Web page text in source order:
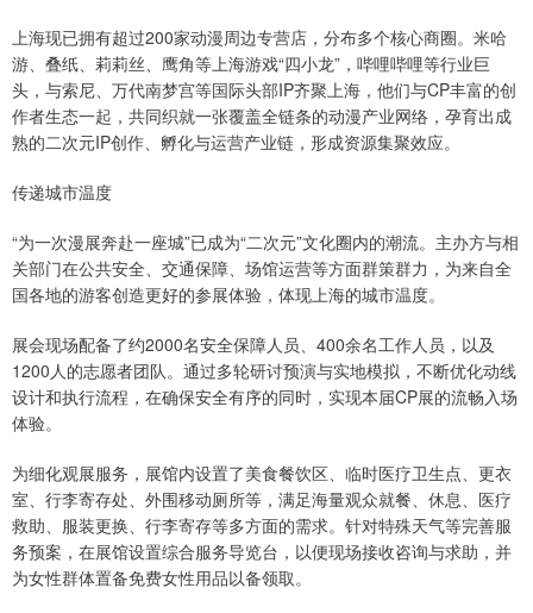
上海现已拥有超过200家动漫周边专营店，分布多个核心商圈。米哈
游、叠纸、莉莉丝、鹰角等上海游戏“四小龙”，哔哩哔哩等行业巨
头，与索尼、万代南梦宫等国际头部IP齐聚上海，他们与CP丰富的创
作者生态一起，共同织就一张覆盖全链条的动漫产业网络，孕育出成
熟的二次元IP创作、孵化与运营产业链，形成资源集聚效应。
传递城市温度
“为一次漫展奔赴一座城”已成为“二次元”文化圈内的潮流。主办方与相
关部门在公共安全、交通保障、场馆运营等方面群策群力，为来自全
国各地的游客创造更好的参展体验，体现上海的城市温度。
展会现场配备了约2000名安全保障人员、400余名工作人员，以及
1200人的志愿者团队。通过多轮研讨预演与实地模拟，不断优化动线
设计和执行流程，在确保安全有序的同时，实现本届CP展的流畅入场
体验。
为细化观展服务，展馆内设置了美食餐饮区、临时医疗卫生点、更衣
室、行李寄存处、外围移动厕所等，满足海量观众就餐、休息、医疗
救助、服装更换、行李寄存等多方面的需求。针对特殊天气等完善服
务预案，在展馆设置综合服务导览台，以便现场接收咨询与求助，并
为女性群体置备免费女性用品以备领取。